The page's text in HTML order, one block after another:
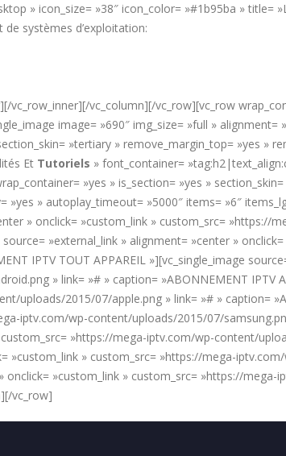
» icon_size= »38″ icon_color= »#1b95ba »
systèmes d’exploitation:
vc_column][/vc_row][vc_row
image= »690″ img_size= »full »
»tertiary » remove_margin_top= »yes »
Et Tutoriels » font_container=
»yes » is_section= »yes »
» autoplay_timeout= »5000″ items= »6″
» onclick= »custom_link » custom_src=
»external_link » alignment= »center »
IPTV TOUT APPAREIL »][vc_single_image
» link= »# » caption= »ABONNEMENT IPTV
uploads/2015/07/apple.png » link= »# » caption=
iptv.com/wp-content/uploads/2015/07/
»https://mega-iptv.com/wp-content/
»custom_link » custom_src= »https://mega-
onclick= »custom_link » custom_src= »https://
vc_row]